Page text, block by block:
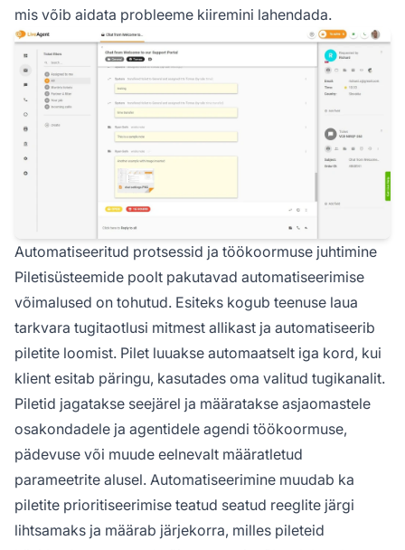
mis võib aidata probleeme kiiremini lahendada.
Automatiseeritud protsessid ja töökoormuse juhtimine
Piletisüsteemide poolt pakutavad automatiseerimise
võimalused on tohutud. Esiteks kogub teenuse laua
tarkvara tugitaotlusi mitmest allikast ja automatiseerib
piletite loomist. Pilet luuakse automaatselt iga kord, kui
klient esitab päringu, kasutades oma valitud tugikanalit.
Piletid jagatakse seejärel ja määratakse asjaomastele
osakondadele ja agentidele agendi töökoormuse,
pädevuse või muude eelnevalt määratletud
parameetrite alusel. Automatiseerimine muudab ka
piletite prioritiseerimise teatud seatud reeglite järgi
lihtsamaks ja määrab järjekorra, milles pileteid